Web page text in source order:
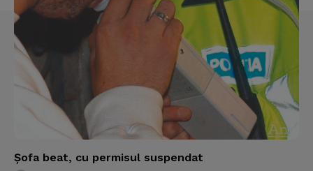
Şofa beat, cu permisul suspendat